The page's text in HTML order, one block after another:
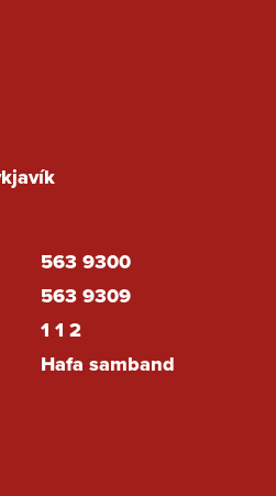
563 9300
563 9309
1 1 2
Hafa samband